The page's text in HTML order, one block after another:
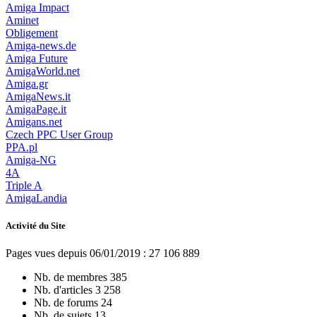
Amiga Impact
Aminet
Obligement
Amiga-news.de
Amiga Future
AmigaWorld.net
Amiga.gr
AmigaNews.it
AmigaPage.it
Amigans.net
Czech PPC User Group
PPA.pl
Amiga-NG
4A
Triple A
AmigaLandia
Activité du Site
Pages vues depuis 06/01/2019 : 27 106 889
Nb. de membres 385
Nb. d'articles 3 258
Nb. de forums 24